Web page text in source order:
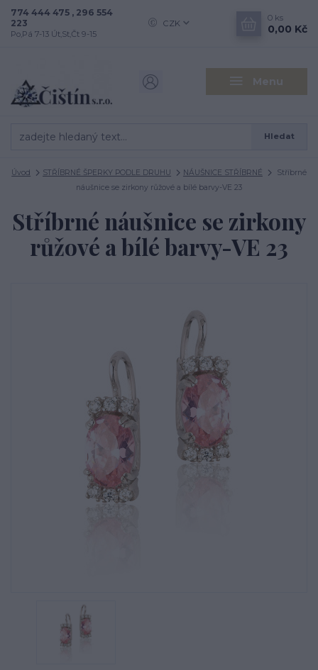
Menu
CZK
Hledat
774 444 475 , 296 554
223
Po,Pá 7-13 Út,St,Čt 9-15
0 ks
0,00 Kč
Úvod STŘÍBRNÉ ŠPERKY PODLE DRUHU NÁUŠNICE STŘÍBRNÉ
Stříbrné
náušnice se zirkony růžové a bílé barvy-VE 23
Stříbrné náušnice se zirkony
růžové a bílé barvy-VE 23